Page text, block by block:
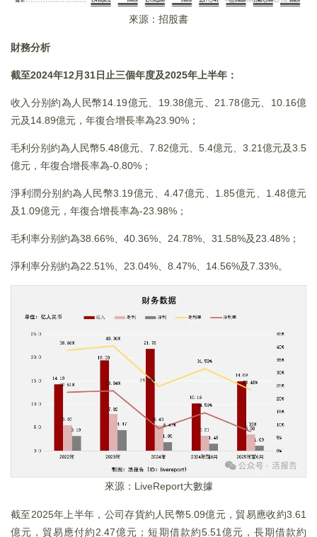
來源：招股書
財務分析
截至2024年12月31日止三個年度及2025年上半年：
收入分别約為人民幣14.19億元、19.38億元、21.78億元、10.16億
元及14.89億元，年復合增長率為23.90%；
毛利分别約為人民幣5.48億元、7.82億元、5.4億元、3.21億元及3.5
億元，年復合增長率為-0.80%；
淨利潤分别約為人民幣3.19億元、4.47億元、1.85億元、1.48億元
及1.09億元，年復合增長率為-23.98%；
毛利率分别約為38.66%、40.36%、24.78%、31.58%及23.48%；
淨利率分别約為22.51%、23.04%、8.47%、14.56%及7.33%。
來源：LiveReport大數據
截至2025年上半年，公司存貨約人民幣5.09億元，貿易應收約3.61
億元，貿易應付約2.47億元；短期借款約5.51億元，長期借款約